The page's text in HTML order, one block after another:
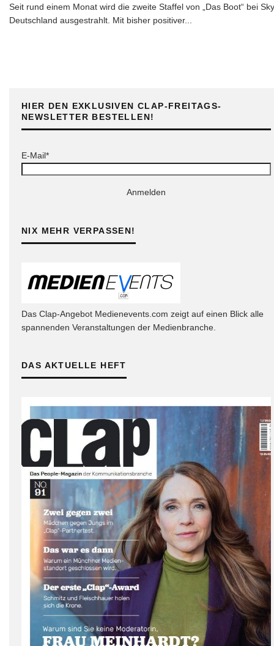
Seit rund einem Monat wird die zweite Staffel von „Das Boot“ bei Sky
Deutschland ausgestrahlt. Mit bisher positiver...
HIER DEN EXKLUSIVEN CLAP-FREITAGS-
NEWSLETTER BESTELLEN!
E-Mail*
Anmelden
NIX MEHR VERPASSEN!
Das Clap-Angebot Medienevents.com zeigt auf einen Blick alle
spannenden Veranstaltungen der Medienbranche.
DAS AKTUELLE HEFT